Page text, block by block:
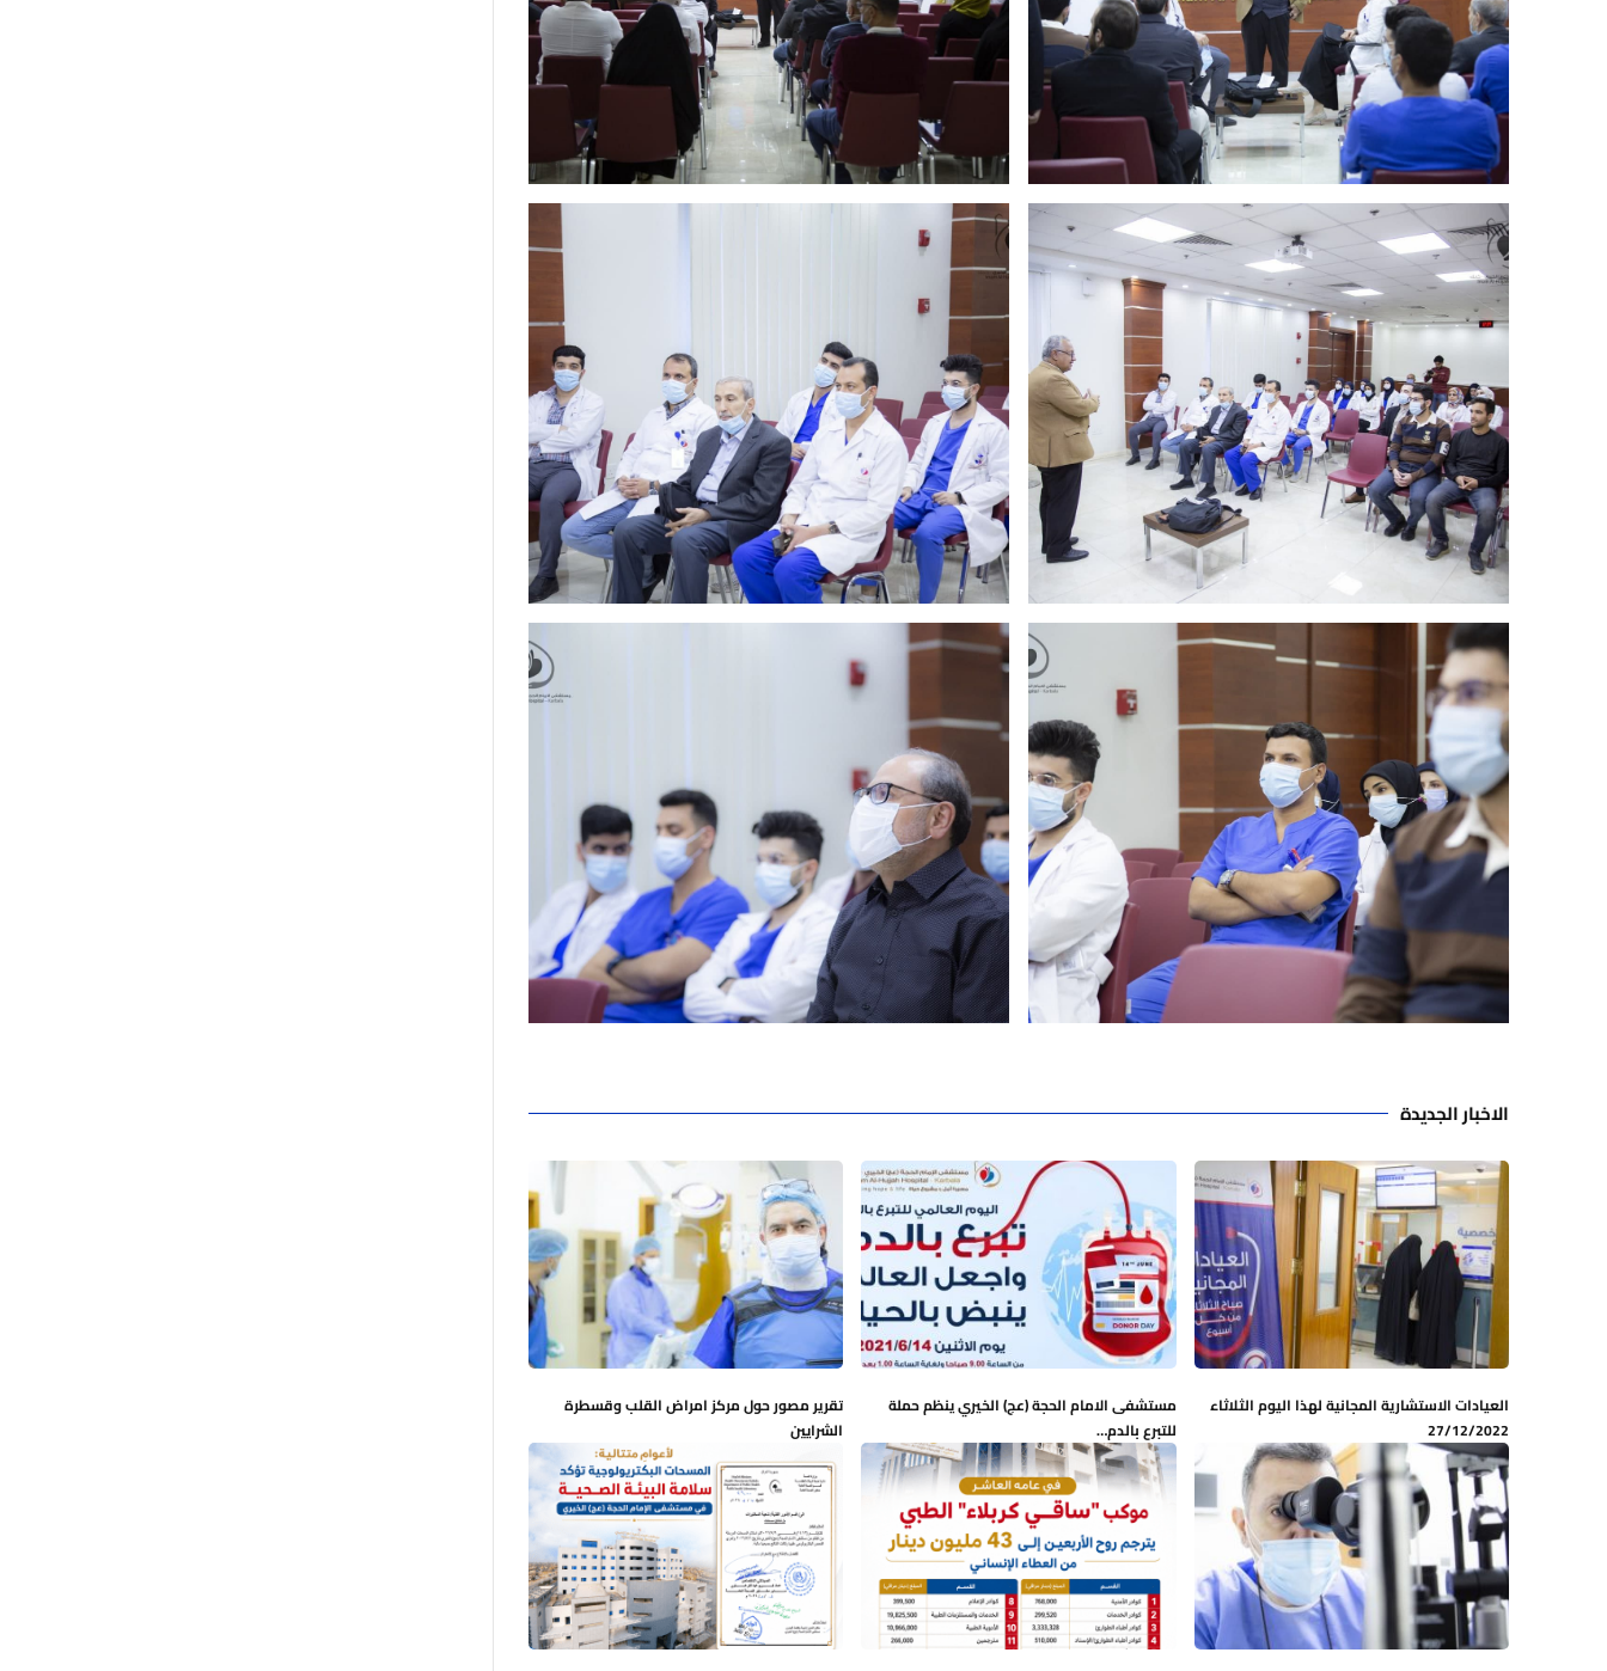
الاخبار الجديدة
العيادات الاستشارية المجانية لهذا اليوم الثلاثاء
27/12/2022
مستشفى الامام الحجة (عج) الخيري ينظم حملة
للتبرع بالدم…
تقرير مصور حول مركز امراض القلب وقسطرة
الشرايين